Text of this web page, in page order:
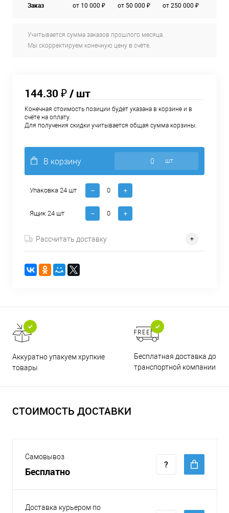
Заказ
от 10 000 ₽
от 50 000 ₽
от 250 000 ₽
Учитывается сумма заказов прошлого месяца.
Мы скорректируем конечную цену в счёте.
144.30 ₽/ шт
Конечная стоимость позиции будет указана в корзине и в
счёте на оплату.
Для получения скидки учитывается общая сумма корзины.
В корзину шт
Упаковка 24 шт
Ящик 24 шт
Рассчитать доставку
Аккуратно упакуем хрупкие
товары
Бесплатная доставка до
транспортной компании
СТОИМОСТЬ ДОСТАВКИ
Самовывоз
Бесплатно
Доставка курьером по